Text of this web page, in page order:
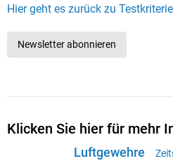
Hier geht es zurück zu
Newsletter abonnieren
Klicken Sie hier für mehr
Luftgewehre